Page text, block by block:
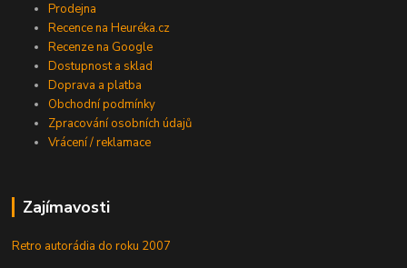
Prodejna
Recence na Heuréka.cz
Recenze na Google
Dostupnost a sklad
Doprava a platba
Obchodní podmínky
Zpracování osobních údajů
Vrácení / reklamace
Zajímavosti
Retro autorádia do roku 2007